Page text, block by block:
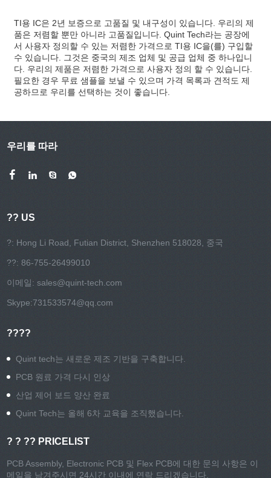
TI용 IC은 2년 보증으로 고품질 및 내구성이 있습니다. 우리의 제
품은 저렴할 뿐만 아니라 고품질입니다. Quint Tech라는 공장에
서 사용자 정의할 수 있는 저렴한 가격으로 TI용 IC을(를) 구입할
수 있습니다. 그것은 중국의 제조 업체 및 공급 업체 중 하나입니
다. 우리의 제품은 저렴한 가격으로 사용자 정의 할 수 있습니다.
필요한 경우 무료 샘플을 보낼 수 있으며 가격 목록과 견적도 제
공하므로 우리를 선택하는 것이 좋습니다.
우리를 따라
?? US
?: Hong Li Road, Futian District, Shenzhen 518028, 중국
??: 86-755-26499010
이메일:sales@quint-tech.com
Skype:731533574@qq.com
????
Quint tech는 새로운 제조 기반을 구축합니다.
PCB 원료 가격 다시 인상
산업 제어 보드 양산 완료
Quint Tech는 올해 6차 교육을 조직했습니다.
? ? ?? PRICELIST
PCB Assembly, Electronic PCB 및 Flex PCB에 대한 문의 사항은 이
메일을 남겨주시면 24시간 이내에 연락 드리겠습니다.